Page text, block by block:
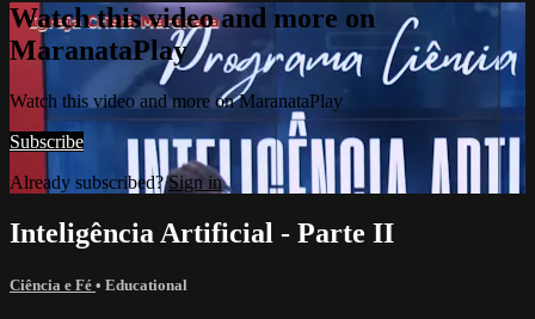
Watch this video and more on
MaranataPlay
Watch this video and more on MaranataPlay
Subscribe
Already subscribed?Sign in
Inteligência Artificial - Parte II
Ciência e Fé • Educational